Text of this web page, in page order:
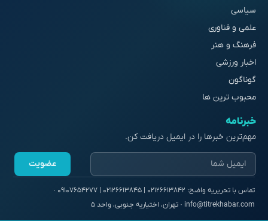
سیاسی
علمی و فناوری
فرهنگ و هنر
اخبار ورزشی
گوناگون
محبوب ترین ها
خبرنامه
مهم‌ترین خبرها را در ایمیل دریافت کن.
عضویت